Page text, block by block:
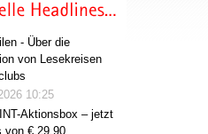
- Über die
von Lesekreisen
10:25
Aktionsbox – jetzt
von € 29,90